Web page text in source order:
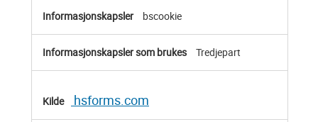
bscookie
Tredjepart
hsforms.com